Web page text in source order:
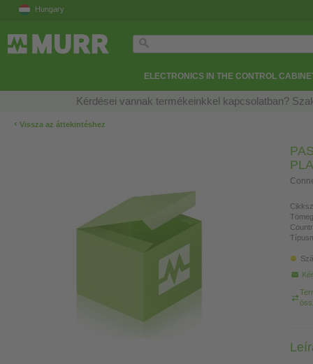
Hungary
ELECTRONICS IN THE CONTROL
Kérdései vannak termékeinkkel kapcsolatban?
‹ Vissza az áttekintéshez